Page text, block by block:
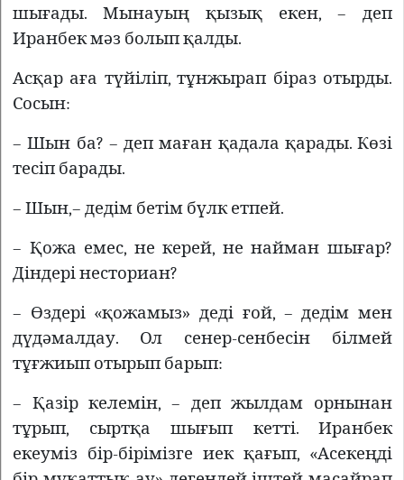
шығады. Мынауың қызық екен, – деп
Иранбек мәз болып қалды.
Асқар аға түйіліп, тұнжырап біраз отырды.
Сосын:
– Шын ба? – деп маған қадала қарады. Көзі
тесіп барады.
– Шын,– дедім бетім бүлк етпей.
– Қожа емес, не керей, не найман шығар?
Діндері несториан?
– Өздері «қожамыз» деді ғой, – дедім мен
дүдәмалдау. Ол сенер-сенбесін білмей
тұғжиып отырып барып:
– Қазір келемін, – деп жылдам орнынан
тұрып, сыртқа шығып кетті. Иранбек
екеуміз бір-бірімізге иек қағып, «Асекеңді